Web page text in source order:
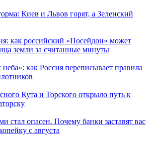
Киев и Львов горят, а Зеленский
как российский «Посейдон» может
земли за считанные минуты
как Россия переписывает правила
Кута и Торского открыло путь к
стал опасен. Почему банки заставят вас
с августа